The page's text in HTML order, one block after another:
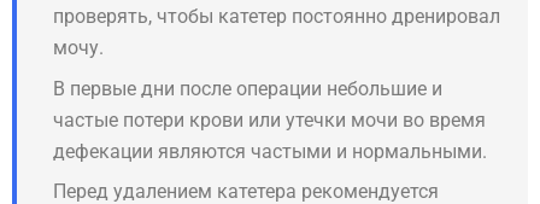
проверять, чтобы катетер постоянно дренировал
мочу.
В первые дни после операции небольшие и
частые потери крови или утечки мочи во время
дефекации являются частыми и нормальными.
Перед удалением катетера рекомендуется